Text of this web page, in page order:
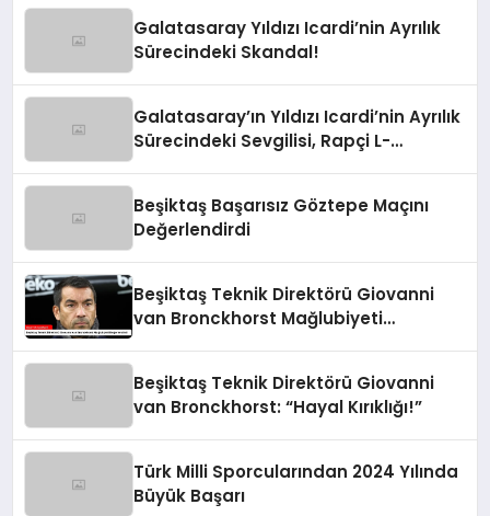
Galatasaray Yıldızı Icardi’nin Ayrılık
Sürecindeki Skandal!
Galatasaray’ın Yıldızı Icardi’nin Ayrılık
Sürecindeki Sevgilisi, Rapçi L-
Beşiktaş Başarısız Göztepe Maçını
Değerlendirdi
Beşiktaş Teknik Direktörü Giovanni
van Bronckhorst Mağlubiyeti
Beşiktaş Teknik Direktörü Giovanni
van Bronckhorst: “Hayal Kırıklığı!”
Türk Milli Sporcularından 2024 Yılında
Büyük Başarı